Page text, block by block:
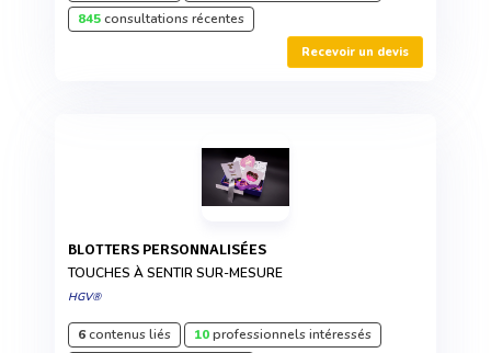
845consultations récentes
Recevoir un devis
BLOTTERS PERSONNALISÉES
TOUCHES À SENTIR SUR-MESURE
HGV®
6contenus liés 10professionnels intéressés